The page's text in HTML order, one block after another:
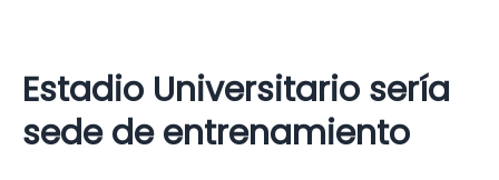
Estadio Universitario sería
sede de entrenamiento